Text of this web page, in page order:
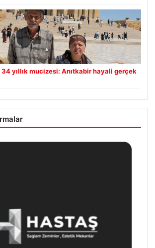
34 yıllık mucizesi: Anıtkabir hayali gerçek